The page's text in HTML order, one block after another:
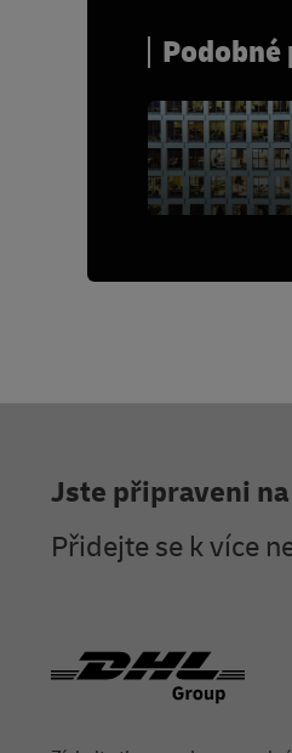
Jste připraveni
Přidejte se k více